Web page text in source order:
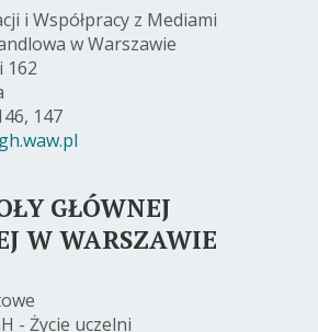
i Współpracy z Mediami
w Warszawie
162
147
GŁÓWNEJ
W WARSZAWIE
- Życie uczelni